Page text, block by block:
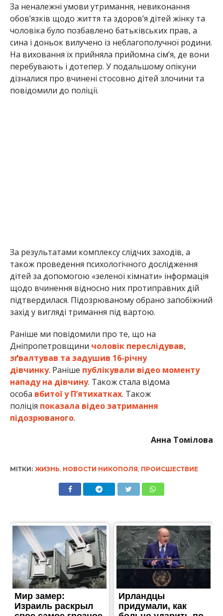
За неналежні умови утримання, невиконання
обов’язків щодо життя та здоров’я дітей жінку та
чоловіка було позбавлено батьківських прав, а
сина і доньок вилучено із неблагополучної родини.
На виховання їх прийняла прийомна сім’я, де вони
перебувають і дотепер. У подальшому опікуни
дізналися про вчинені стосовно дітей злочини та
повідомили до поліції.
За результатами комплексу слідчих заходів, а
також проведення психологічного дослідження
дітей за допомогою «зеленої кімнати» інформація
щодо вчинення відносно них протиправних дій
підтвердилася. Підозрюваному обрано запобіжний
захід у вигляді тримання під вартою.
Раніше ми повідомили про те, що на
Дніпропетровщини чоловік переслідував,
зґвалтував та задушив 16-річну
дівчинку. Раніше публікували відео моменту
нападу на дівчину. Також стала відома
особа вбитоїу П’ятихатках. Також
поліція показала відео затримання
підозрюваного.
Анна Томілова
МІТКИ: ЖИЗНЬ НОВОСТИ НИКОПОЛЯ ПРОИСШЕСТВИЕ